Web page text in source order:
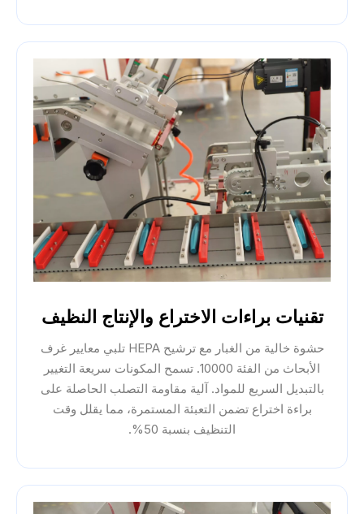
تقنيات براءات الاختراع والإنتاج النظيف
حشوة خالية من الغبار مع ترشيح HEPA تلبي معايير غرف
الأبحاث من الفئة 10000. تسمح المكونات سريعة التغيير
بالتبديل السريع للمواد. آلية مقاومة التصلب الحاصلة على
براءة اختراع تضمن التعبئة المستمرة، مما يقلل وقت
التنظيف بنسبة 50%.